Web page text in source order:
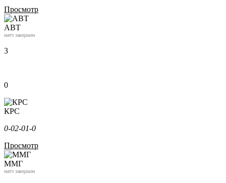
Просмотр
АВТ
матч завершен
3
0
КРС
0-02-01-0
Просмотр
ММГ
матч завершен